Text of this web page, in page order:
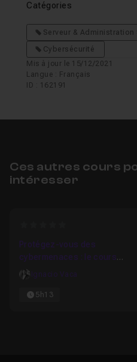
Catégories
Serveur & Administration
Cybersécurité
Mis à jour le 15/12/2021
Langue : Français
ID : 162191
Ces autres cours
intéresser
Protégez-vous des
cybermenaces : le cours
complet
Ignacio Vaca
5h13